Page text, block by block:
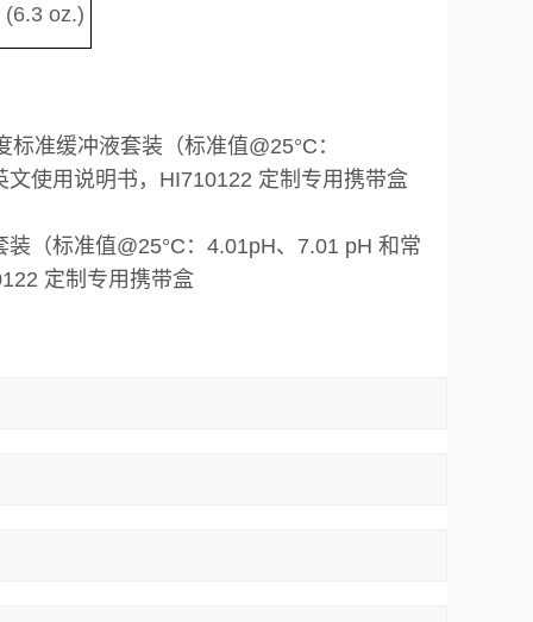
oz.)
准缓冲液套装（标准值@25°C：
使用说明书，HI710122 定制专用携带盒
（标准值@25°C：4.01pH、7.01 pH 和常
定制专用携带盒